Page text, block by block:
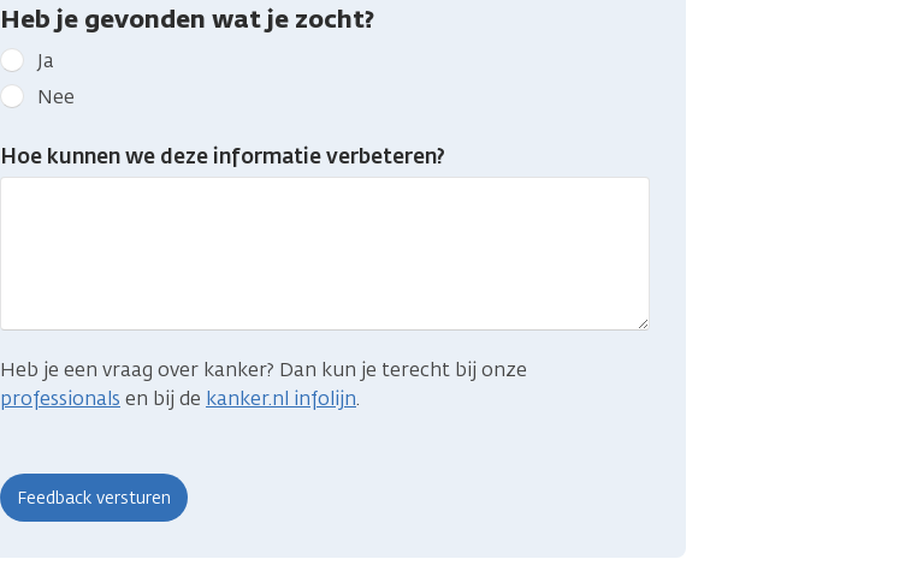
Heb je gevonden wat je zocht?
Geef
kanker.nl
feedback:
Heb
je
Ja
Nee
Hoe kunnen we deze informatie verbeteren?
Heb je een vraag over kanker? Dan kun je terecht bij onze
professionals en bij de kanker.nl infolijn.